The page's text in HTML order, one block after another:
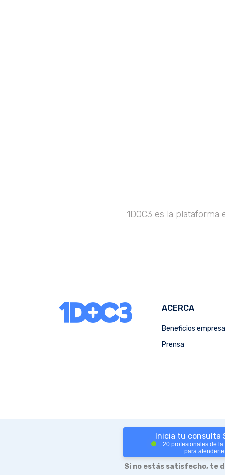
1DOC3 es la
Inicia tu consulta
+20 profesionales de
para
Si no estás satisfecho, te
ACERCA
Beneficios
Prensa